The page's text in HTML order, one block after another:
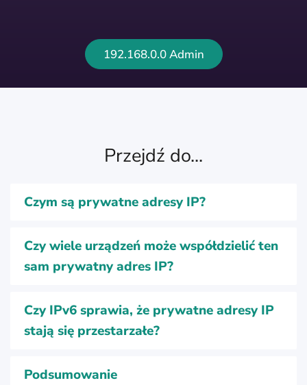
192.168.0.0 Admin
Przejdź do...
Czym są prywatne adresy IP?
Czy wiele urządzeń może współdzielić ten
sam prywatny adres IP?
Czy IPv6 sprawia, że prywatne adresy IP
stają się przestarzałe?
Podsumowanie